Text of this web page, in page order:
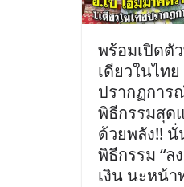
พร้อมเปิดตั
เดียวในไทย
ปรากฏการ
พิธีกรรมสุด
ด้วยพลัง!!
พิธีกรรม “ล
เงิน นะหน้า